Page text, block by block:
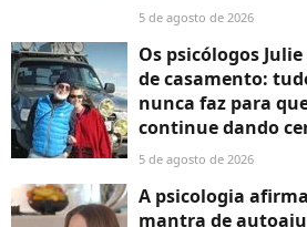
5 de agosto de 2026
Os psicólogos
de casamento:
nunca faz para
continue dando
5 de agosto de 2026
A psicologia
mantra de